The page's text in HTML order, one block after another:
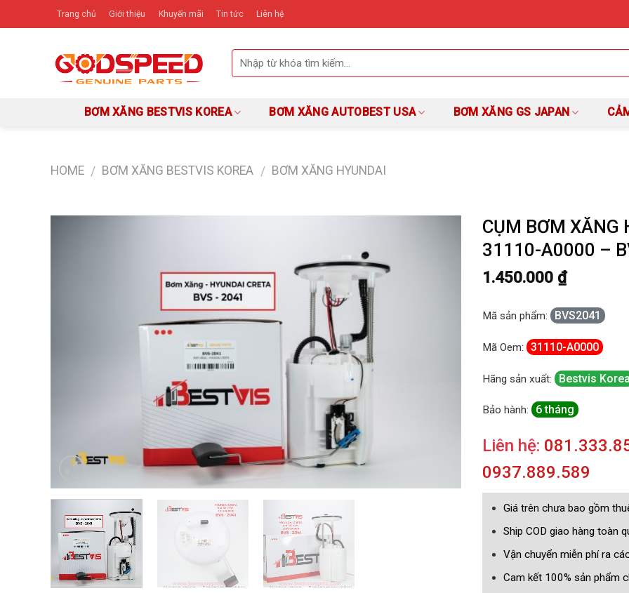
Trang chủ Giới thiệu Khuyến mãi Tin tức Liên hệ
BƠM XĂNG BESTVIS KOREA BƠM XĂNG AUTOBEST USA BƠM XĂNG GS JAPAN
HOME / BƠM XĂNG BESTVIS KOREA / BƠM XĂNG HYUNDAI
CỤM BƠM XĂNG
31110-A0000 –
1.450.000 ₫
Mã sản phẩm: BVS2041
Mã Oem: 31110-A0000
Hãng sản xuất: Bestvis Korea
Bảo hành: 6 tháng
Liên hệ:
0937.889.589
Giá trên chưa bao gồm
Ship COD giao hàng toàn
Vận chuyển miễn phí ra
Cam kết 100% sản phẩm